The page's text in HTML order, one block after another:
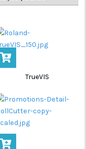
TrueVIS